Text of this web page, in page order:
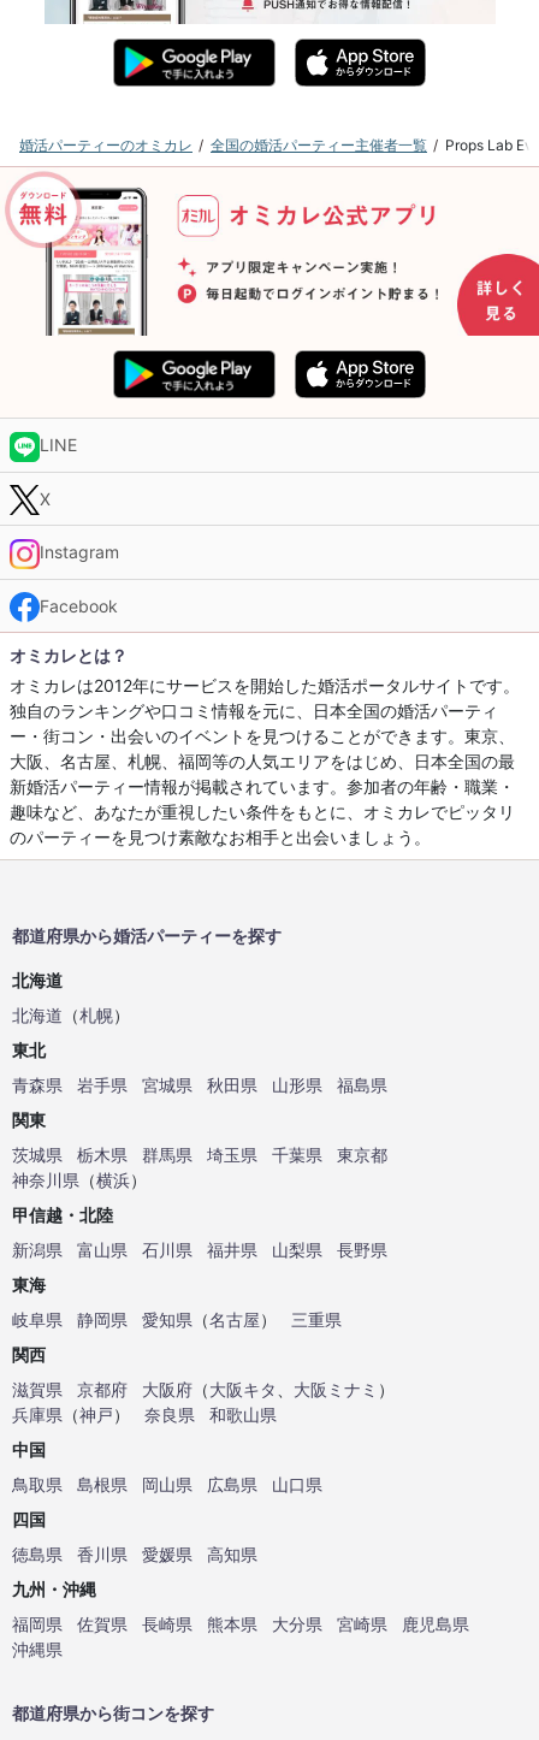
婚活パーティーのオミカレ 全国の婚活パーティー主催者一覧 Props Lab
LINE
X
Instagram
Facebook
オミカレとは？
オミカレは2012年にサービスを開始した婚活ポータルサイトです。
独自のランキングや口コミ情報を元に、日本全国の婚活パーティ
ー・街コン・出会いのイベントを見つけることができます。東京、
大阪、名古屋、札幌、福岡等の人気エリアをはじめ、日本全国の最
新婚活パーティー情報が掲載されています。参加者の年齢・職業・
趣味など、あなたが重視したい条件をもとに、オミカレでピッタリ
のパーティーを見つけ素敵なお相手と出会いましょう。
都道府県から婚活パーティーを探す
北海道
北海道 （札幌）
東北
青森県
岩手県 宮城県 秋田県 山形県
福島県
関東
茨城県
栃木県 群馬県 埼玉県 千葉県
東京都
神奈川県 （横浜）
甲信越・北陸
新潟県
富山県 石川県 福井県 山梨県
長野県
東海
岐阜県
静岡県 愛知県 （名古屋）
三重県
関西
滋賀県
京都府 大阪府 （大阪キタ 大阪ミナミ ）
兵庫県 （神戸） 奈良県
和歌山県
中国
鳥取県
島根県 岡山県 広島県
山口県
四国
徳島県
香川県 愛媛県
高知県
九州・沖縄
福岡県
佐賀県 長崎県 熊本県 大分県 宮崎県
鹿児島県
沖縄県
都道府県から街コンを探す